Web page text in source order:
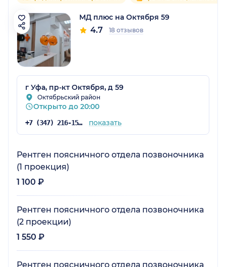
МД плюс на Октября 59
4.7 18 отзывов
г Уфа, пр-кт Октября, д 59
Октябрьский район
Открыто до 20:00
+7 (347) 216-15-15 показать
Рентген поясничного отдела позвоночника
(1 проекция)
1 100 ₽
Рентген поясничного отдела позвоночника
(2 проекции)
1 550 ₽
Рентген поясничного отдела позвоночника